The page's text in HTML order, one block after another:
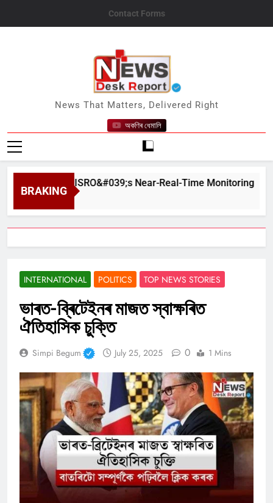
Contact Forms
News Desk Report
News That Matters, Delivered Right
অকণিৰ ধেমালি
BRAKING
ISRO&#039;s Near-Real-Time Monitoring
INTERNATIONAL POLITICS TOP NEWS STORIES
ভাৰত-ব্ৰিটেইনৰ মাজত স্বাক্ষৰিত
ঐতিহাসিক চুক্তি
Simpi Begum July 25, 2025 0 1 Mins